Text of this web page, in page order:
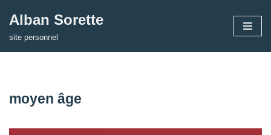
Aller
Alban Sorette
site personnel
moyen âge